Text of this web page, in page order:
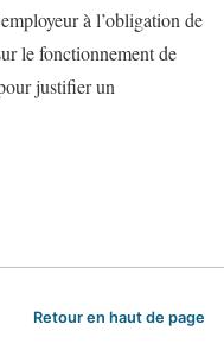
à l’obligation de
le fonctionnement de
justifier un
Retour en haut de page